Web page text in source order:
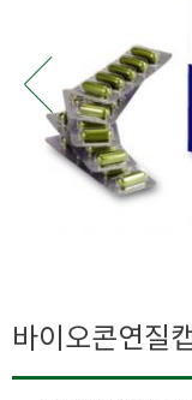
바이오콘연질